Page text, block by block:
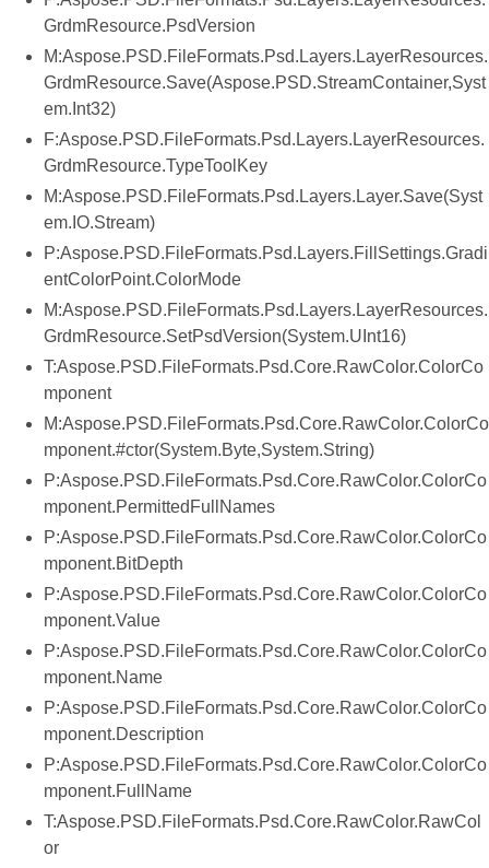
GrdmResource.PsdVersion
M:Aspose.PSD.FileFormats.Psd.Layers.LayerResources.
GrdmResource.Save(Aspose.PSD.StreamContainer,Syst
em.Int32)
F:Aspose.PSD.FileFormats.Psd.Layers.LayerResources.
GrdmResource.TypeToolKey
M:Aspose.PSD.FileFormats.Psd.Layers.Layer.Save(Syst
em.IO.Stream)
P:Aspose.PSD.FileFormats.Psd.Layers.FillSettings.Gradi
entColorPoint.ColorMode
M:Aspose.PSD.FileFormats.Psd.Layers.LayerResources.
GrdmResource.SetPsdVersion(System.UInt16)
T:Aspose.PSD.FileFormats.Psd.Core.RawColor.ColorCo
mponent
M:Aspose.PSD.FileFormats.Psd.Core.RawColor.ColorCo
mponent.#ctor(System.Byte,System.String)
P:Aspose.PSD.FileFormats.Psd.Core.RawColor.ColorCo
mponent.PermittedFullNames
P:Aspose.PSD.FileFormats.Psd.Core.RawColor.ColorCo
mponent.BitDepth
P:Aspose.PSD.FileFormats.Psd.Core.RawColor.ColorCo
mponent.Value
P:Aspose.PSD.FileFormats.Psd.Core.RawColor.ColorCo
mponent.Name
P:Aspose.PSD.FileFormats.Psd.Core.RawColor.ColorCo
mponent.Description
P:Aspose.PSD.FileFormats.Psd.Core.RawColor.ColorCo
mponent.FullName
T:Aspose.PSD.FileFormats.Psd.Core.RawColor.RawCol
or